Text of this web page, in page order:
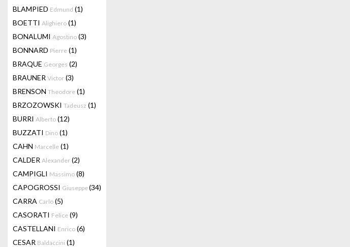
BLAMPIED Edmund (1)
BOETTI Alighiero (1)
BONALUMI Agostino (3)
BONNARD Pierre (1)
BRAQUE Georges (2)
BRAUNER Victor (3)
BRENSON Theodore (1)
BRZOZOWSKI Tadeusz (1)
BURRI Alberto (12)
BUZZATI Dino (1)
CAHN Marcelle (1)
CALDER Alexander (2)
CAMPIGLI Massimo (8)
CAPOGROSSI Giuseppe(34)
CARRA Carlo (5)
CASORATI Felice (9)
CASTELLANI Enrico (6)
CESAR Baldaccini (1)